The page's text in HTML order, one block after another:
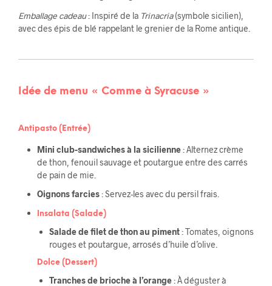
Emballage cadeau: Inspiré de la Trinacria(symbole sicilien),
avec des épis de blé rappelant le grenier de la Rome antique.
Idée de menu « Comme à Syracuse »
Antipasto (Entrée)
Mini club-sandwiches à la sicilienne: Alternez crème
de thon, fenouil sauvage et poutargue entre des carrés
de pain de mie.
Oignons farcies: Servez-les avec du persil frais.
Insalata (Salade)
Salade de filet de thon au piment: Tomates, oignons
rouges et poutargue, arrosés d’huile d’olive.
Dolce (Dessert)
Tranches de brioche à l’orange: À déguster à